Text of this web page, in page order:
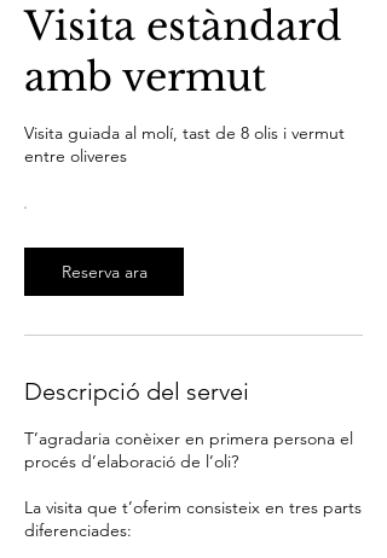
Visita estàndard
amb vermut
Visita guiada al molí, tast de 8 olis i vermut
entre oliveres
Reserva ara
Descripció del servei
T’agradaria conèixer en primera persona el
procés d’elaboració de l’oli?
La visita que t’oferim consisteix en tres parts
diferenciades: